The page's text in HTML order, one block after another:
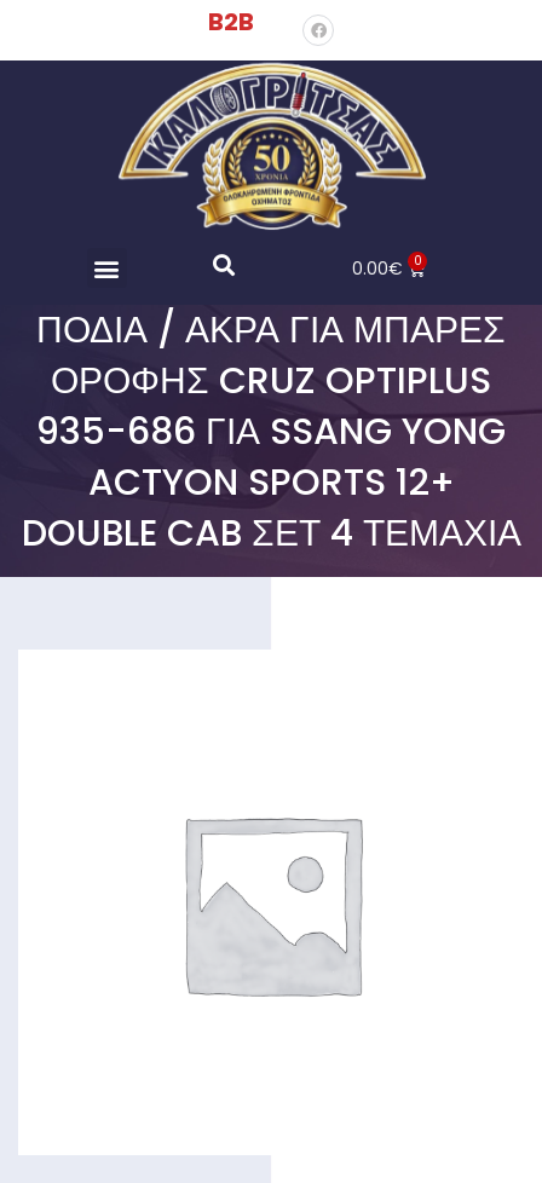
B2B
0.00€ 0
ΠΌΔΙΑ / ΆΚΡΑ ΓΙΑ ΜΠΆΡΕΣ
ΟΡΟΦΉΣ CRUZ OPTIPLUS
935-686 ΓΙΑ SSANG YONG
ACTYON SPORTS 12+
DOUBLE CAB ΣΕΤ 4 ΤΕΜΆΧΙΑ